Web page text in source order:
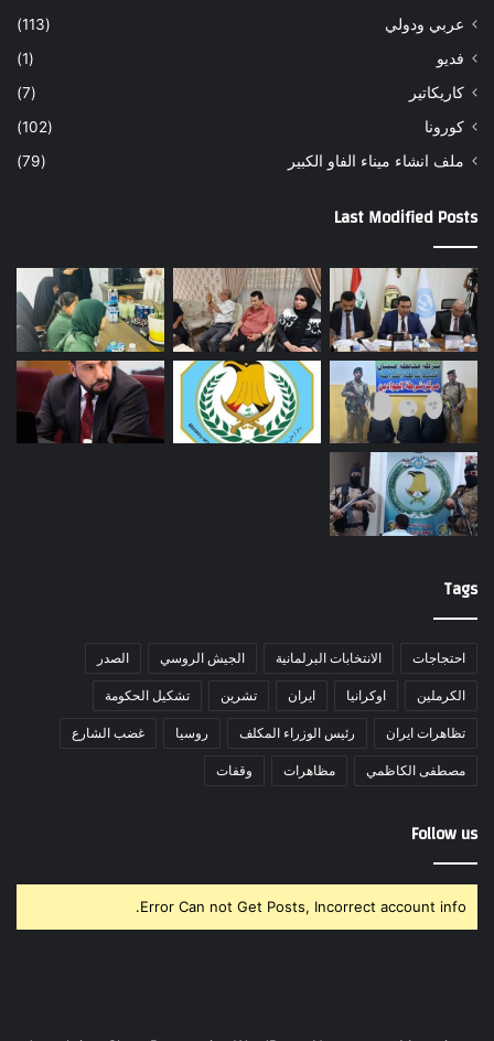
عربي ودولي
(113)
فديو
(1)
كاريكاتير
(7)
كورونا
(102)
ملف انشاء ميناء الفاو الكبير
(79)
Last Modified Posts
Tags
احتجاجات الانتخابات البرلمانية الجيش الروسي الصدر
الكرملين اوكرانيا ايران تشرين تشكيل الحكومة
تظاهرات ايران رئيس الوزراء المكلف روسيا غضب الشارع
مصطفى الكاظمي مظاهرات وقفات
Follow us
Error Can not Get Posts, Incorrect account info.